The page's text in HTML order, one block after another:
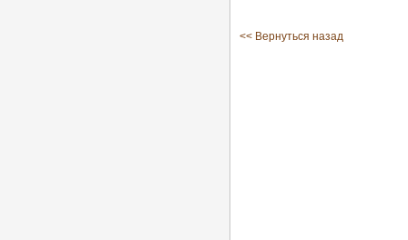
<< Вернуться назад